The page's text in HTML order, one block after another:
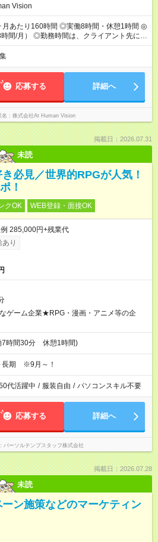
級が決まります。 等級に合わせた給与設定
でも頑張り次第で給与アップが叶います。
）→リーダー（⽉給26～36万円） →係⻑
、本採用時と異なる部分があります。 雇用
じです。 給与：月給 224,000円 ～ 330,000
し残業代を含みます。※超過分は全額支給い
業代 24,000円 ～ 34,000円／月 みなし残業
Vision
月あたり160時間 ◎実働8時間・休憩1時間 ◎
間/月） ◎勤務時間は、クライアント先に
※＜シフト例＞ 10:00～19:00／11:00～
す。 ※＜シフト例＞ 10:00～19:00／11:00
応募する 詳細へ
名 株式会社At Human Vision
掲載日：2026.07.31
未読
必見／世界的RPGが人気！
！
クOK WEB登録・面接OK
285,000円+残業代
り
ゲーム企業★RPG・漫画・アニメ等の企
7時間30分 休憩1時間)
長期 ※9月～！
代活躍中 / 服装自由 / パソコンスキル不要
応募する 詳細へ
パーソルテンプスタッフ株式会社
掲載日：2026.07.28
未読
ーン施策などのマーケティン